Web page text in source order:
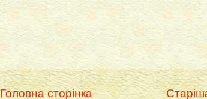
Головна сторінка